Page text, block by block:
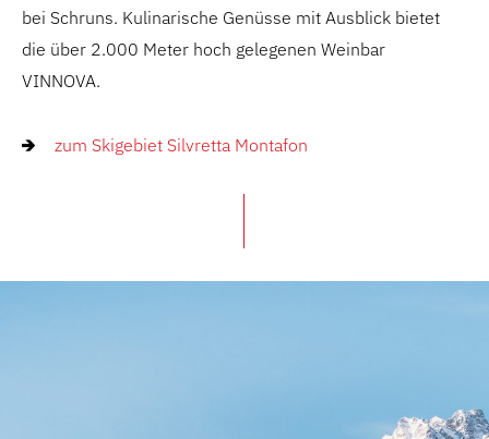
bei Schruns. Kulinarische Genüsse mit Ausblick bietet
die über 2.000 Meter hoch gelegenen Weinbar
VINNOVA.
zum Skigebiet Silvretta Montafon